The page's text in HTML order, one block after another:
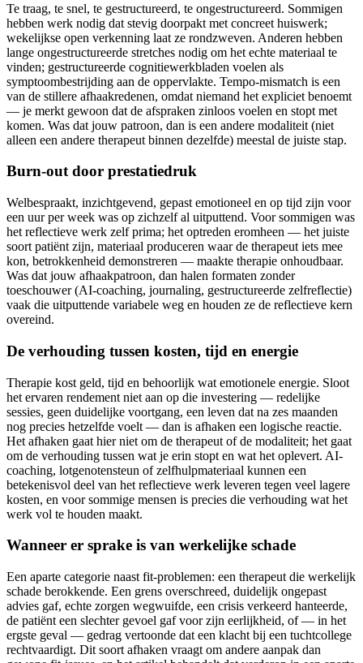
Te traag, te snel, te gestructureerd, te ongestructureerd. Sommigen
hebben werk nodig dat stevig doorpakt met concreet huiswerk;
wekelijkse open verkenning laat ze rondzweven. Anderen hebben
lange ongestructureerde stretches nodig om het echte materiaal te
vinden; gestructureerde cognitiewerkbladen voelen als
symptoombestrijding aan de oppervlakte. Tempo-mismatch is een
van de stillere afhaakredenen, omdat niemand het expliciet benoemt
— je merkt gewoon dat de afspraken zinloos voelen en stopt met
komen. Was dat jouw patroon, dan is een andere modaliteit (niet
alleen een andere therapeut binnen dezelfde) meestal de juiste stap.
Burn-out door prestatiedruk
Welbespraakt, inzichtgevend, gepast emotioneel en op tijd zijn voor
een uur per week was op zichzelf al uitputtend. Voor sommigen was
het reflectieve werk zelf prima; het optreden eromheen — het juiste
soort patiënt zijn, materiaal produceren waar de therapeut iets mee
kon, betrokkenheid demonstreren — maakte therapie onhoudbaar.
Was dat jouw afhaakpatroon, dan halen formaten zonder
toeschouwer (AI-coaching, journaling, gestructureerde zelfreflectie)
vaak die uitputtende variabele weg en houden ze de reflectieve kern
overeind.
De verhouding tussen kosten, tijd en energie
Therapie kost geld, tijd en behoorlijk wat emotionele energie. Sloot
het ervaren rendement niet aan op die investering — redelijke
sessies, geen duidelijke voortgang, een leven dat na zes maanden
nog precies hetzelfde voelt — dan is afhaken een logische reactie.
Het afhaken gaat hier niet om de therapeut of de modaliteit; het gaat
om de verhouding tussen wat je erin stopt en wat het oplevert. AI-
coaching, lotgenotensteun of zelfhulpmateriaal kunnen een
betekenisvol deel van het reflectieve werk leveren tegen veel lagere
kosten, en voor sommige mensen is precies die verhouding wat het
werk vol te houden maakt.
Wanneer er sprake is van werkelijke schade
Een aparte categorie naast fit-problemen: een therapeut die werkelijk
schade berokkende. Een grens overschreed, duidelijk ongepast
advies gaf, echte zorgen wegwuifde, een crisis verkeerd hanteerde,
de patiënt een slechter gevoel gaf voor zijn eerlijkheid, of — in het
ergste geval — gedrag vertoonde dat een klacht bij een tuchtcollege
rechtvaardigt. Dit soort afhaken vraagt om andere aanpak dan